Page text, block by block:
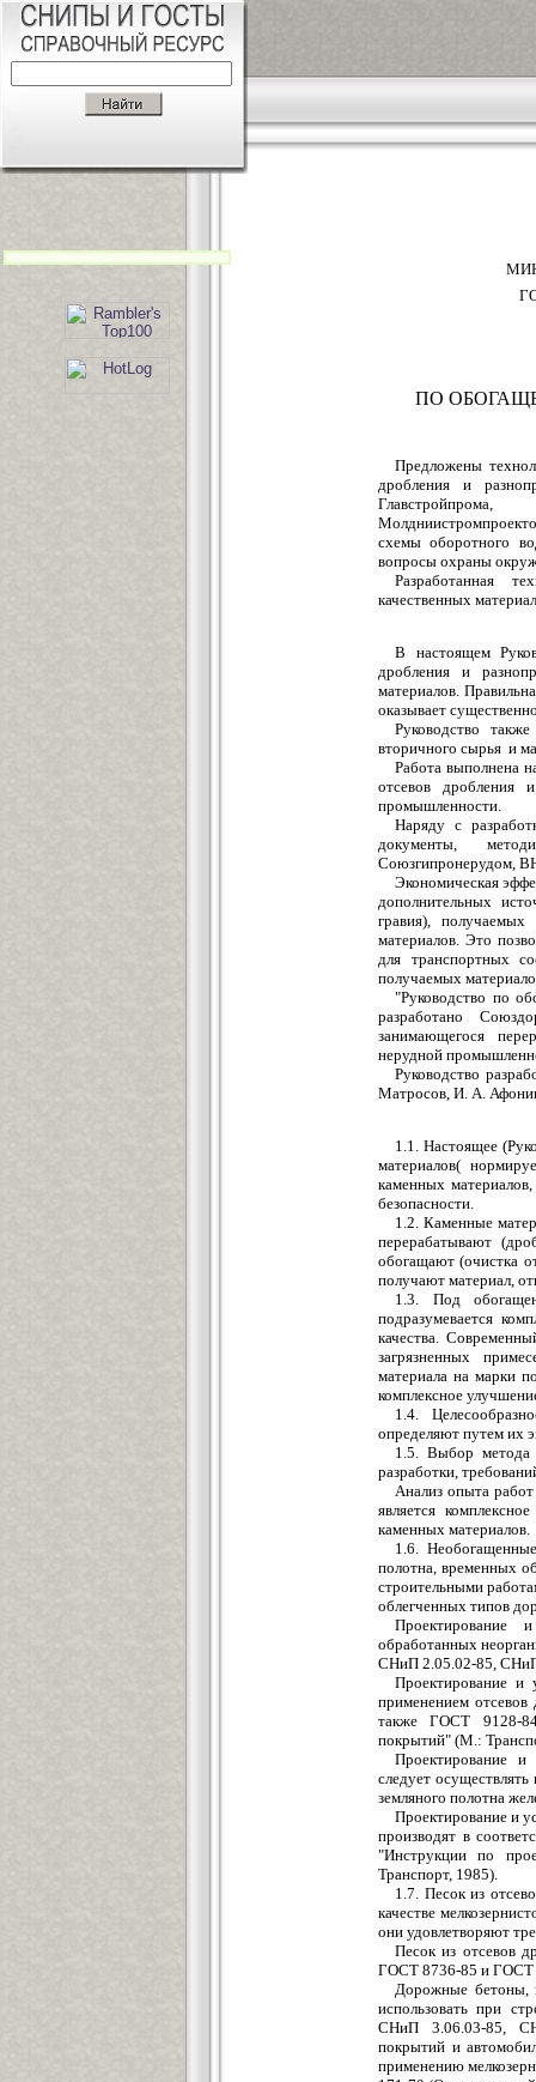
ПО
Предложены
дробления и
схемы оборотного
вопросы охраны
Разработанная
качественных
В настоящем
дробления и
материалов.
оказывает
Руководство
вторичного сырья и
Работа выполнена
отсевов дробления
промышленности.
Наряду с
документы,
Союзгипронерудом,
Экономическая
дополнительных
гравия),
материалов. Это
для транспортных
получаемых
"Руководство по
разработано
занимающегося
нерудной
Руководство
Матросов, И. А.
1.1. Настоящее
материалов(
каменных
безопасности.
1.2. Каменные
перерабатывают
обогащают (очистка
получают материал,
1.3. Под
подразумевается
качества.
загрязненных
материала на марки
комплексное
1.4.
определяют путем их
1.5. Выбор метода
разработки,
Анализ опыта
является
каменных материалов.
1.6.
полотна, временных
строительными
облегченных типов
Проектирование
обработанных
СНиП 2.05.02-85,
Проектирование и
применением
также ГОСТ 9128-84
покрытий" (М.:
Проектирование и
следует
земляного полотна
Проектирование и
производят в
"Инструкции по
Транспорт, 1985).
1.7. Песок из
качестве
они удовлетворяют
Песок из отсевов
ГОСТ 8736-85 и ГОСТ
Дорожные бетоны,
использовать при
СНиП 3.06.03-85,
покрытий и
применению